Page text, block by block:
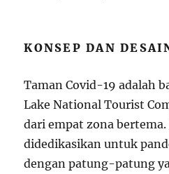
KONSEP DAN
Taman Covid-19 adalah
Lake National Tourist
dari empat zona
didedikasikan untuk
dengan patung-patung